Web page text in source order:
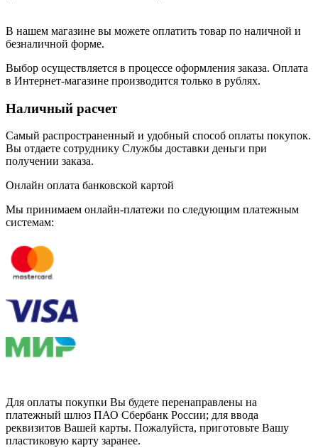
В нашем магазине вы можете оплатить товар по наличной и
безналичной форме.
Выбор осуществляется в процессе оформления заказа. Оплата
в Интернет-магазине производится только в рублях.
Наличный расчет
Самый распространенный и удобный способ оплаты покупок.
Вы отдаете сотруднику Службы доставки деньги при
получении заказа.
Онлайн оплата банковской картой
Мы принимаем онлайн-платежи по cледующим платежным
системам:
Для оплаты покупки Вы будете перенаправлены на
платежный шлюз ПАО Сбербанк России; для ввода
реквизитов Вашей карты. Пожалуйста, приготовьте Вашу
пластиковую карту заранее.